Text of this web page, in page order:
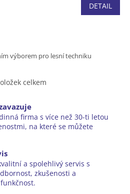
DETAIL
výborem pro lesní techniku
O
l
á
d
p
r
v
celkem
firma s více než 30-ti letou
na které se můžete
a spolehlivý servis s
zkušenosti a